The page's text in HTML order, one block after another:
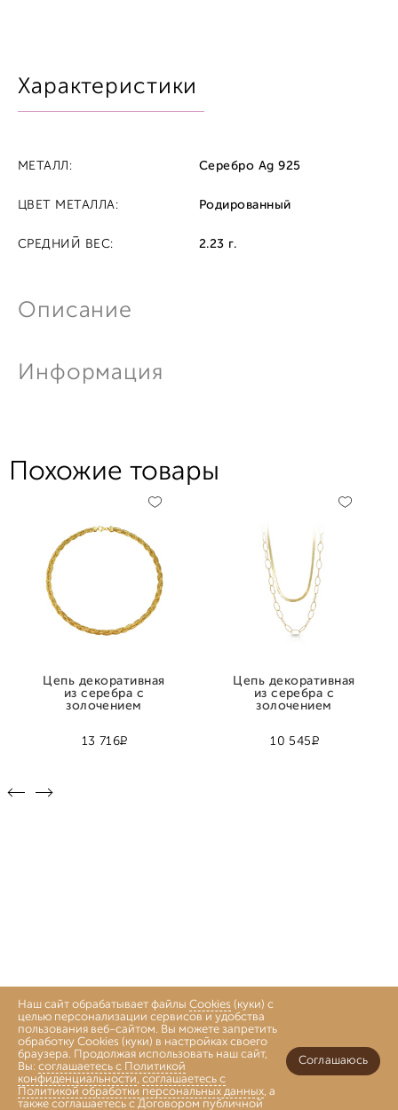
Характеристики
Описание
Информация
МЕТАЛЛ: Серебро Ag 925
ЦВЕТ МЕТАЛЛА: Родированный
СРЕДНИЙ ВЕС: 2.23 г.
Похожие товары
13 716Р
Цепь декоративная
из серебра с
золочением
10 545Р
Цепь декоративная
из серебра с
золочением
Наш сайт обрабатывает файлы Cookies (куки) с
целью персонализации сервисов и удобства
пользования веб-сайтом. Вы можете запретить
обработку Cookies (куки) в настройках своего
браузера. Продолжая использовать наш сайт,
Вы: соглашаетесь с Политикой
конфиденциальности, соглашаетесь с
Политикой обработки персональных данных, а
также соглашаетесь с Договором публичной
Соглашаюсь